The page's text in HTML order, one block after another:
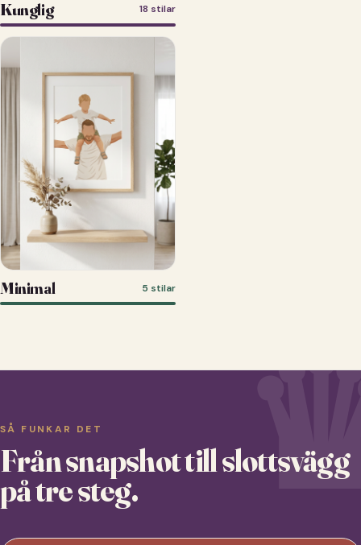
Kunglig 18 stilar
Minimal 5 stilar
SÅ FUNKAR DET
Från snapshot till slottsvägg
på tre steg.